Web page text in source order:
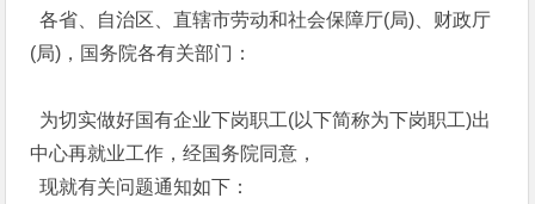
各省、自治区、直辖市劳动和社会保障厅(局)、财政厅
(局)，国务院各有关部门：
为切实做好国有企业下岗职工(以下简称为下岗职工)出
中心再就业工作，经国务院同意，
现就有关问题通知如下：